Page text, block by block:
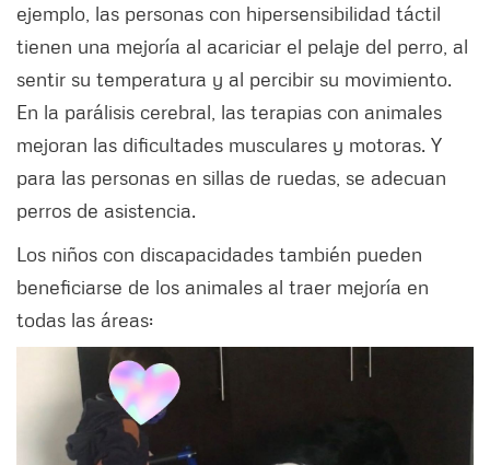
ejemplo, las personas con hipersensibilidad táctil
tienen una mejoría al acariciar el pelaje del perro, al
sentir su temperatura y al percibir su movimiento.
En la parálisis cerebral, las terapias con animales
mejoran las dificultades musculares y motoras. Y
para las personas en sillas de ruedas, se adecuan
perros de asistencia.
Los niños con discapacidades también pueden
beneficiarse de los animales al traer mejoría en
todas las áreas: